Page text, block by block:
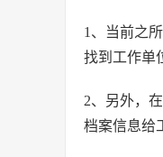
1、当前之
找到工作单
2、另外，
档案信息给